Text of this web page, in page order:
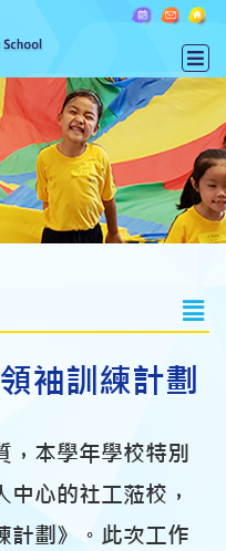
袖訓練計劃
，本學年學校特別
心的社工蒞校，
計劃》。此次工作